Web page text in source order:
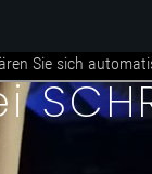
Sie sich